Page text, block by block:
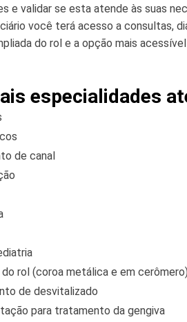
e validar se esta atende às suas
você terá acesso a consultas,
do rol e a opção mais
especialidades
de canal
rol (coroa metálica e em cerômero)
de desvitalizado
para tratamento da gengiva